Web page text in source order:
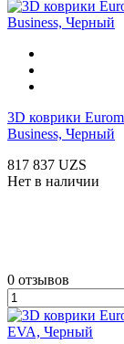
3D коврики
Business, Черный
817 837 UZS
Нет в наличии
0 отзывов